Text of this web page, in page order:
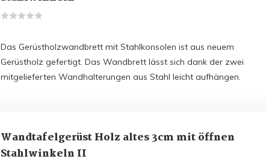
Das Gerüstholzwandbrett mit Stahlkonsolen ist aus neuem
Gerüstholz gefertigt. Das Wandbrett lässt sich dank der zwei
mitgelieferten Wandhalterungen aus Stahl leicht aufhängen.
Wandtafelgerüst Holz altes 3cm mit öffnen
Stahlwinkeln II